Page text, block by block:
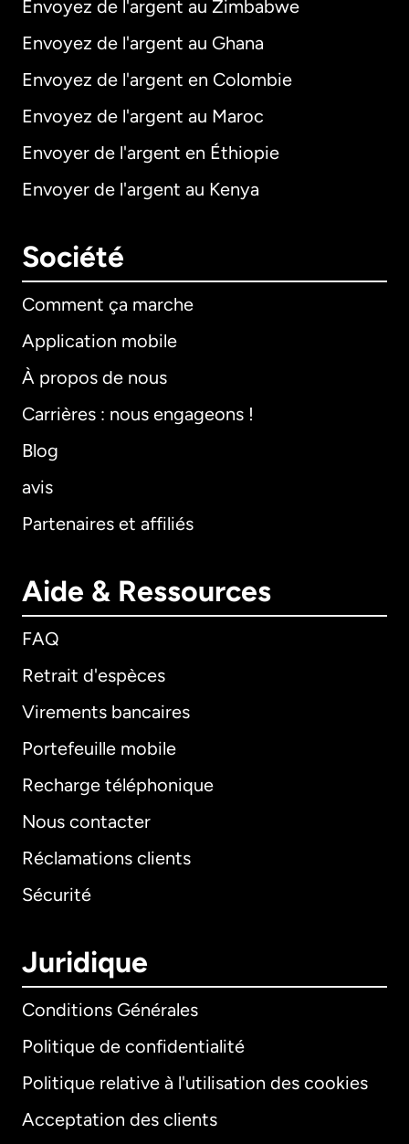
Envoyez de l'argent au Zimbabwe
Envoyez de l'argent au Ghana
Envoyez de l'argent en Colombie
Envoyez de l'argent au Maroc
Envoyer de l'argent en Éthiopie
Envoyer de l'argent au Kenya
Société
Comment ça marche
Application mobile
À propos de nous
Carrières : nous engageons !
Blog
avis
Partenaires et affiliés
Aide & Ressources
FAQ
Retrait d'espèces
Virements bancaires
Portefeuille mobile
Recharge téléphonique
Nous contacter
Réclamations clients
Sécurité
Juridique
Conditions Générales
Politique de confidentialité
Politique relative à l'utilisation des cookies
Acceptation des clients